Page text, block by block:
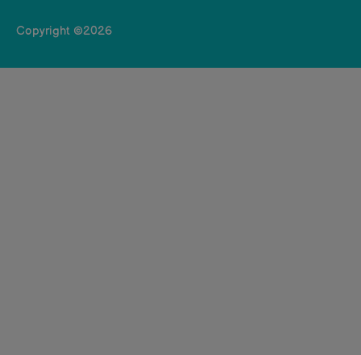
Copyright ©2026